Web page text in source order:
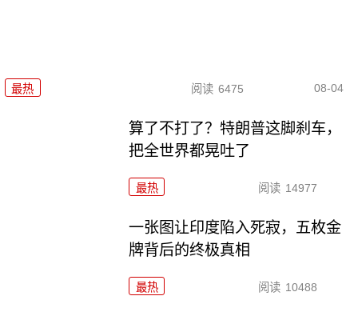
最热 阅读 6475 08-04
算了不打了？特朗普这脚刹车，
把全世界都晃吐了
最热 阅读 14977
一张图让印度陷入死寂，五枚金
牌背后的终极真相
最热 阅读 10488